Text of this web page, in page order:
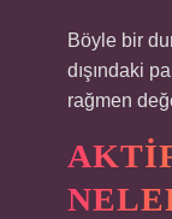
Böyle bir
dışındaki
rağmen